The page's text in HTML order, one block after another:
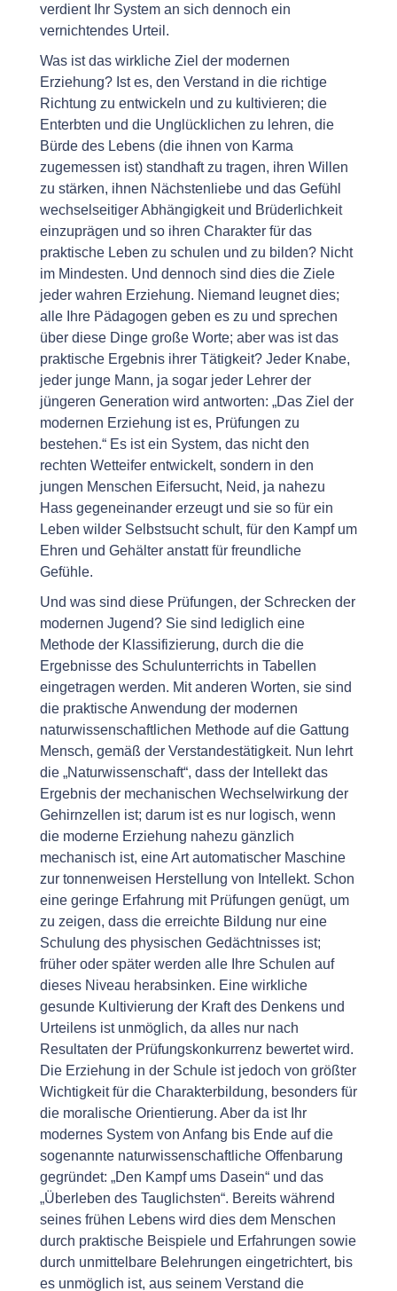
verdient Ihr System an sich dennoch ein
vernichtendes Urteil.
Was ist das wirkliche Ziel der modernen
Erziehung? Ist es, den Verstand in die richtige
Richtung zu entwickeln und zu kultivieren; die
Enterbten und die Unglücklichen zu lehren, die
Bürde des Lebens (die ihnen von Karma
zugemessen ist) standhaft zu tragen, ihren Willen
zu stärken, ihnen Nächstenliebe und das Gefühl
wechselseitiger Abhängigkeit und Brüderlichkeit
einzuprägen und so ihren Charakter für das
praktische Leben zu schulen und zu bilden? Nicht
im Mindesten. Und dennoch sind dies die Ziele
jeder wahren Erziehung. Niemand leugnet dies;
alle Ihre Pädagogen geben es zu und sprechen
über diese Dinge große Worte; aber was ist das
praktische Ergebnis ihrer Tätigkeit? Jeder Knabe,
jeder junge Mann, ja sogar jeder Lehrer der
jüngeren Generation wird antworten: „Das Ziel der
modernen Erziehung ist es, Prüfungen zu
bestehen.“ Es ist ein System, das nicht den
rechten Wetteifer entwickelt, sondern in den
jungen Menschen Eifersucht, Neid, ja nahezu
Hass gegeneinander erzeugt und sie so für ein
Leben wilder Selbstsucht schult, für den Kampf um
Ehren und Gehälter anstatt für freundliche
Gefühle.
Und was sind diese Prüfungen, der Schrecken der
modernen Jugend? Sie sind lediglich eine
Methode der Klassifizierung, durch die die
Ergebnisse des Schulunterrichts in Tabellen
eingetragen werden. Mit anderen Worten, sie sind
die praktische Anwendung der modernen
naturwissenschaftlichen Methode auf die Gattung
Mensch, gemäß der Verstandestätigkeit. Nun lehrt
die „Naturwissenschaft“, dass der Intellekt das
Ergebnis der mechanischen Wechselwirkung der
Gehirnzellen ist; darum ist es nur logisch, wenn
die moderne Erziehung nahezu gänzlich
mechanisch ist, eine Art automatischer Maschine
zur tonnenweisen Herstellung von Intellekt. Schon
eine geringe Erfahrung mit Prüfungen genügt, um
zu zeigen, dass die erreichte Bildung nur eine
Schulung des physischen Gedächtnisses ist;
früher oder später werden alle Ihre Schulen auf
dieses Niveau herabsinken. Eine wirkliche
gesunde Kultivierung der Kraft des Denkens und
Urteilens ist unmöglich, da alles nur nach
Resultaten der Prüfungskonkurrenz bewertet wird.
Die Erziehung in der Schule ist jedoch von größter
Wichtigkeit für die Charakterbildung, besonders für
die moralische Orientierung. Aber da ist Ihr
modernes System von Anfang bis Ende auf die
sogenannte naturwissenschaftliche Offenbarung
gegründet: „Den Kampf ums Dasein“ und das
„Überleben des Tauglichsten“. Bereits während
seines frühen Lebens wird dies dem Menschen
durch praktische Beispiele und Erfahrungen sowie
durch unmittelbare Belehrungen eingetrichtert, bis
es unmöglich ist, aus seinem Verstand die